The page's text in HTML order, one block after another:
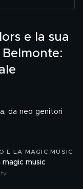
e la sua
da neo genitori
E LA MAGIC MUSIC
magic music